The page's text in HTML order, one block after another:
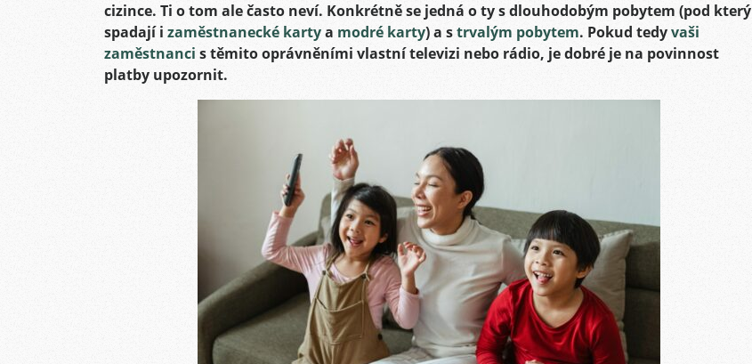
cizince. Ti o tom ale často neví. Konkrétně se jedná o ty s dlouhodobým pobytem (pod který
spadají i zaměstnanecké kartya modré karty) a strvalým pobytem. Pokud tedyvaši
zaměstnanci s těmito oprávněními vlastní televizi nebo rádio, je dobré je na povinnost
platby upozornit.